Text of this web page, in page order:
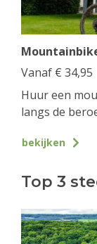
Vanaf € 34,95
Huur een
langs de
bekijken
Top 3